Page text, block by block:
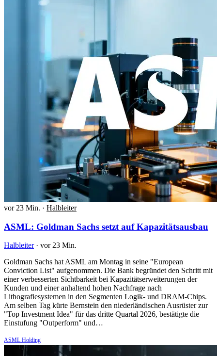
vor 23 Min. · Halbleiter
ASML: Goldman Sachs setzt auf Kapazitätsausbau
Halbleiter · vor 23 Min.
Goldman Sachs hat ASML am Montag in seine "European
Conviction List" aufgenommen. Die Bank begründet den Schritt mit
einer verbesserten Sichtbarkeit bei Kapazitätserweiterungen der
Kunden und einer anhaltend hohen Nachfrage nach
Lithografiesystemen in den Segmenten Logik- und DRAM-Chips.
Am selben Tag kürte Bernstein den niederländischen Ausrüster zur
"Top Investment Idea" für das dritte Quartal 2026, bestätigte die
Einstufung "Outperform" und…
ASML Holding